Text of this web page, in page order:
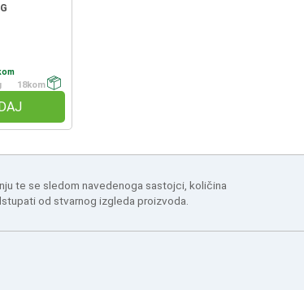
18kom
te se sledom navedenoga sastojci, količina
od stvarnog izgleda proizvoda.